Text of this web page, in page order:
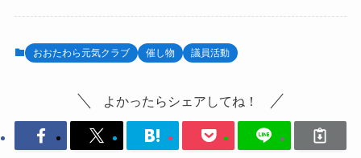
おおたわら元気クラブ 催し物 議員活動
よかったらシェアしてね！